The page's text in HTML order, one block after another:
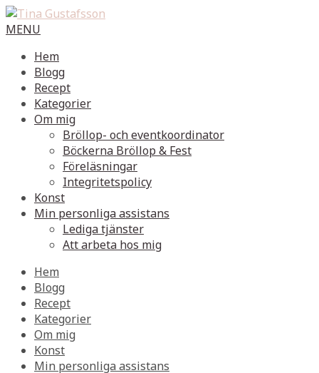
MENU
Hem
Blogg
Recept
Kategorier
Om mig
Bröllop- och eventkoordinator
Böckerna Bröllop & Fest
Föreläsningar
Integritetspolicy
Konst
Min personliga assistans
Lediga tjänster
Att arbeta hos mig
Hem
Blogg
Recept
Kategorier
Om mig
Konst
Min personliga assistans